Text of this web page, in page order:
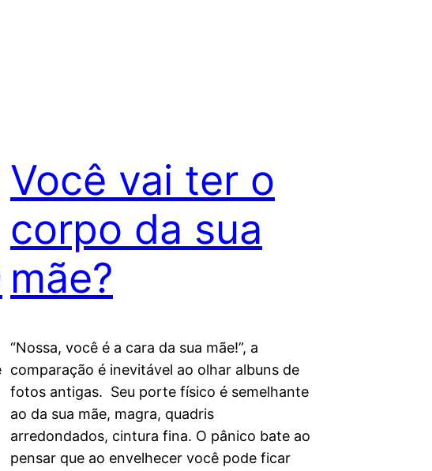
Você vai ter o
corpo da sua
mãe?
“Nossa, você é a cara da sua mãe!”, a
comparação é inevitável ao olhar albuns de
fotos antigas. Seu porte físico é semelhante
ao da sua mãe, magra, quadris
arredondados, cintura fina. O pânico bate ao
pensar que ao envelhecer você pode ficar